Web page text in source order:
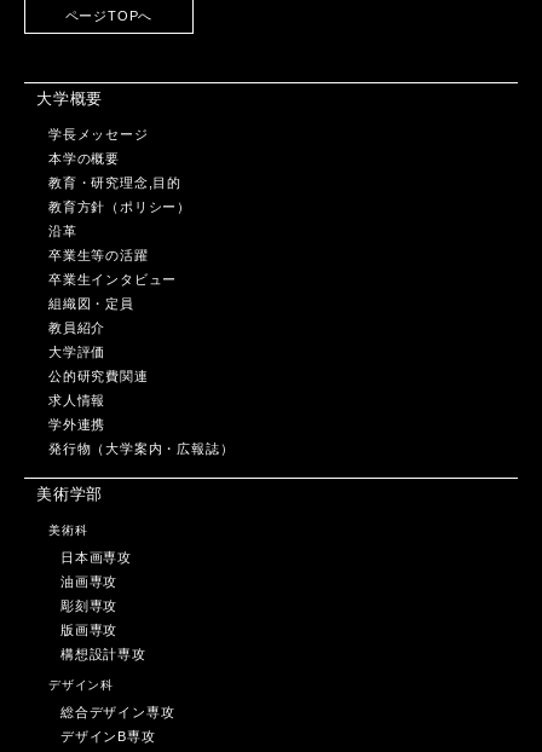
ページTOPへ
大学概要
学長メッセージ
本学の概要
教育・研究理念,目的
教育方針（ポリシー）
沿革
卒業生等の活躍
卒業生インタビュー
組織図・定員
教員紹介
大学評価
公的研究費関連
求人情報
学外連携
発行物（大学案内・広報誌）
美術学部
美術科
日本画専攻
油画専攻
彫刻専攻
版画専攻
構想設計専攻
デザイン科
総合デザイン専攻
デザインB専攻